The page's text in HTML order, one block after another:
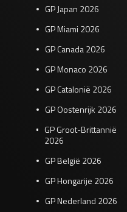
GP Japan 2026
GP Miami 2026
GP Canada 2026
GP Monaco 2026
GP Catalonië 2026
GP Oostenrijk 2026
GP Groot-Brittannië
2026
GP België 2026
GP Hongarije 2026
GP Nederland 2026